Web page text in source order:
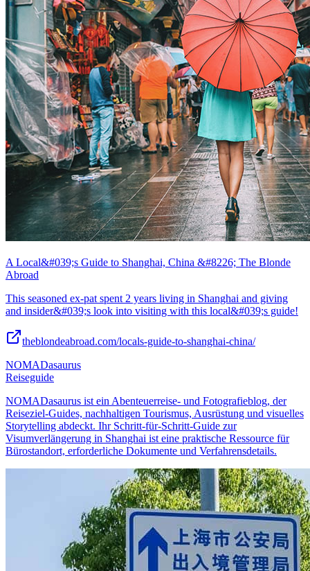
A Local&#039;s Guide to Shanghai, China &#8226; The Blonde
Abroad
This seasoned ex-pat spent 2 years living in Shanghai and giving
and insider&#039;s look into visiting with this local&#039;s guide!
theblondeabroad.com/locals-guide-to-shanghai-china/
NOMADasaurus
Reiseguide
NOMADasaurus ist ein Abenteuerreise- und Fotografieblog, der
Reiseziel-Guides, nachhaltigen Tourismus, Ausrüstung und visuelles
Storytelling abdeckt. Ihr Schritt-für-Schritt-Guide zur
Visumverlängerung in Shanghai ist eine praktische Ressource für
Bürostandort, erforderliche Dokumente und Verfahrensdetails.